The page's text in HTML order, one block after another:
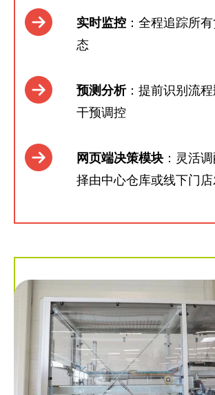
实时监控 ：全程追踪所
态
预测分析：提前识别流
干预调控
网页端决策模块 ：灵活
择由中心仓库或线下门